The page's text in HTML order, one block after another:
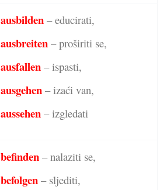
ausbilden – educirati,
ausbreiten – proširiti se,
ausfallen – ispasti,
ausgehen – izaći van,
aussehen – izgledati
befinden – nalaziti se,
befolgen – sljediti,